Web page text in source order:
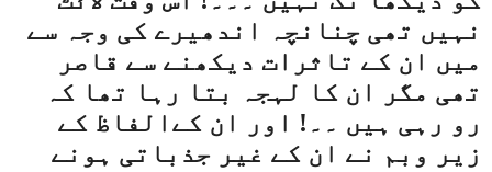
نہیں تھی چنانچہ اندھیرے کی وجہ سے
میں ان کے تاثرات دیکھنے سے قاصر
تھی مگر ان کا لہجہ بتا رہا تھا کہ
رو رہی ہیں ۔۔! اور ان کےالفاظ کے
زیر وبم نے ان کے غیر جذباتی ہونے